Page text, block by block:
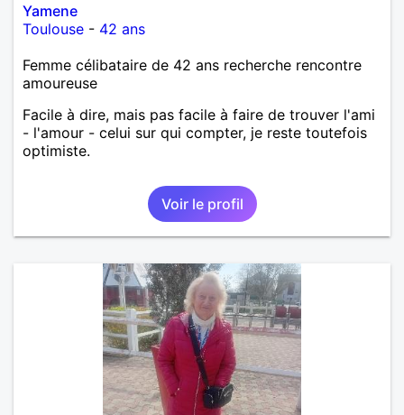
Yamene
Toulouse - 42 ans
Femme célibataire de 42 ans recherche rencontre
amoureuse
Facile à dire, mais pas facile à faire de trouver l'ami
- l'amour - celui sur qui compter, je reste toutefois
optimiste.
Voir le profil